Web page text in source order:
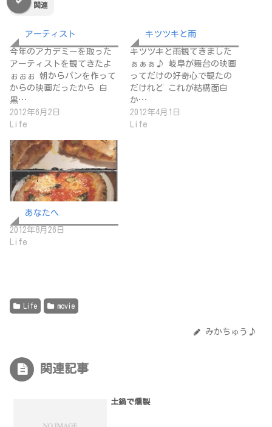
関連
アーティスト
今年のアカデミーを取った
アーティストを観てきたよ
ぉぉぉ 朝からパンを作って
からの映画だったから 白
黒…
2012年6月2日
Life
キツツキと雨
キツツキと雨観てきました
ぁぁぁ♪ 岐阜が舞台の映画
ってだけの好奇心で観たの
だけれど これが結構面白
か…
2012年4月1日
Life
あなたへ
2012年8月26日
Life
Life movie
みかちゅう♪
関連記事
土鍋で燻製